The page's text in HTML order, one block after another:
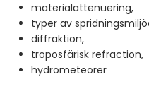
materialattenuering,
typer av
diffraktion,
troposfärisk refraction,
hydrometeorer